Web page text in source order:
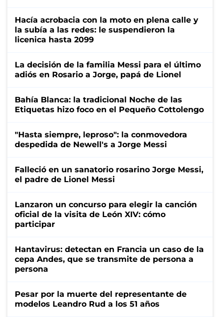
Hacía acrobacia con la moto en plena calle y
la subía a las redes: le suspendieron la
licenica hasta 2099
La decisión de la familia Messi para el último
adiós en Rosario a Jorge, papá de Lionel
Bahía Blanca: la tradicional Noche de las
Etiquetas hizo foco en el Pequeño Cottolengo
"Hasta siempre, leproso": la conmovedora
despedida de Newell's a Jorge Messi
Falleció en un sanatorio rosarino Jorge Messi,
el padre de Lionel Messi
Lanzaron un concurso para elegir la canción
oficial de la visita de León XIV: cómo
participar
Hantavirus: detectan en Francia un caso de la
cepa Andes, que se transmite de persona a
persona
Pesar por la muerte del representante de
modelos Leandro Rud a los 51 años